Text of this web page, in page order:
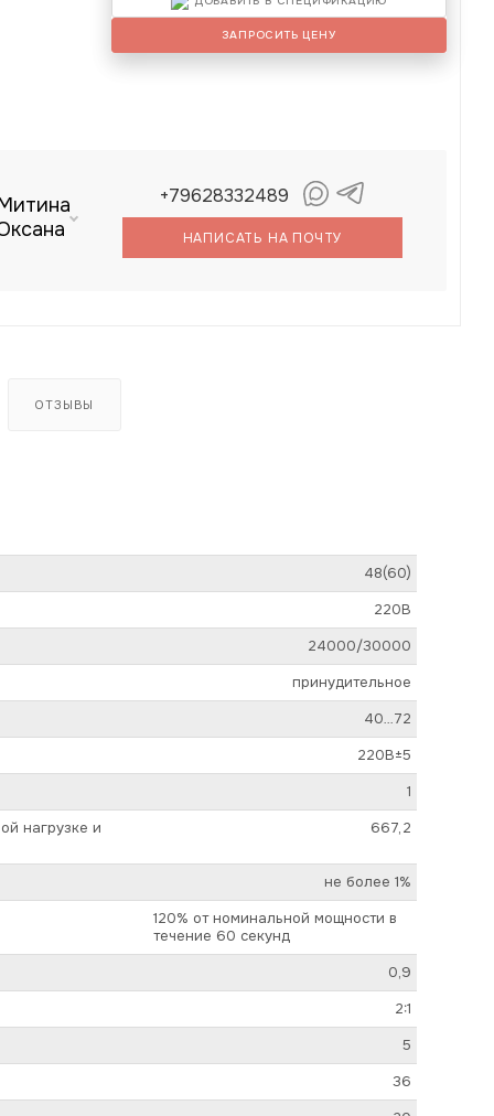
ЗАПРОСИТЬ ЦЕНУ
+79628332489
НАПИСАТЬ НА ПОЧТУ
ОТЗЫВЫ
48(60)
220В
24000/30000
принудительное
40…72
220В±5
1
нагрузке и
667,2
не более 1%
120% от номинальной мощности в
течение 60 секунд
0,9
2:1
5
36